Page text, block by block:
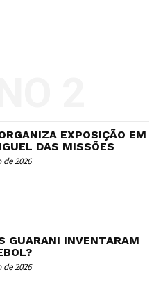
2
EXPOSIÇÃO EM
DAS MISSÕES
de 2026
GUARANI INVENTARAM
de 2026